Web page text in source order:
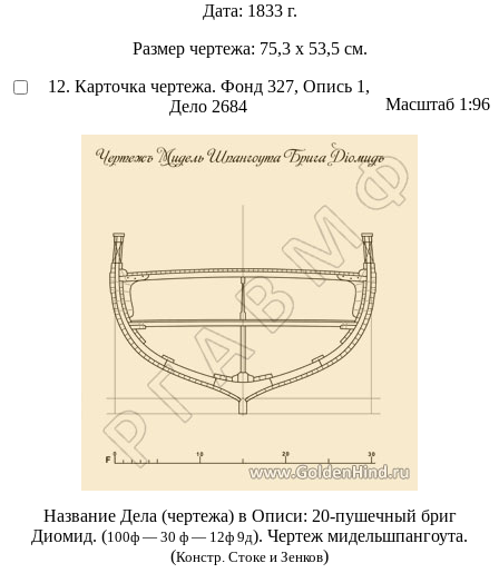
Дата: 1833 г.
Размер чертежа: 75,3 х 53,5 см.
Масштаб 1:96
12. Карточка чертежа. Фонд 327, Опись 1,
Дело 2684
Название Дела (чертежа) в Описи: 20-пушечный бриг
Диомид. (100ф — 30 ф — 12ф 9д). Чертеж мидельшпангоута.
(Констр. Стоке и Зенков)